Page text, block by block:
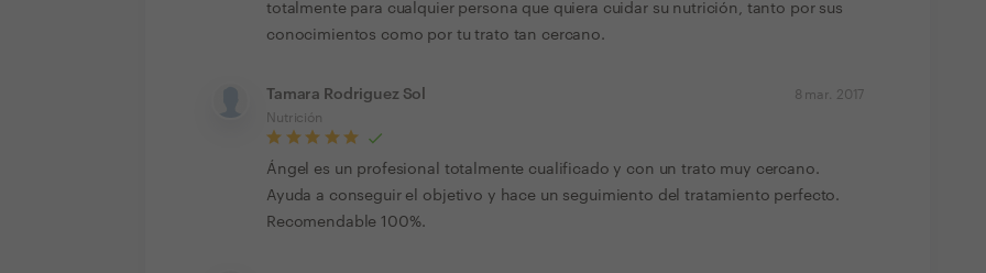
totalmente para cualquier persona que quiera cuidar su nutrición, tanto por sus
conocimientos como por tu trato tan cercano.
Tamara Rodriguez Sol
Nutrición
8 mar. 2017
Ángel es un profesional totalmente cualificado y con un trato muy cercano.
Ayuda a conseguir el objetivo y hace un seguimiento del tratamiento perfecto.
Recomendable 100%.